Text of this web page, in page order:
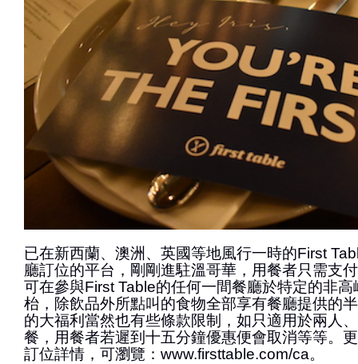
已在新西蘭、澳洲、英國等地風行一時的First
廳訂位的平台，剛剛進駐溫哥華，用餐者只需支
可在參與First Table的任何一間餐廳於特定的非
枱，除飲品外所點叫的食物全部享有餐廳提供的
的大福利當然也有些條款限制，如只適用於兩人
餐，用餐者若遲到十五分鐘優惠便會取消等等。
訂位詳情，可瀏覽：www.firsttable.com/ca。